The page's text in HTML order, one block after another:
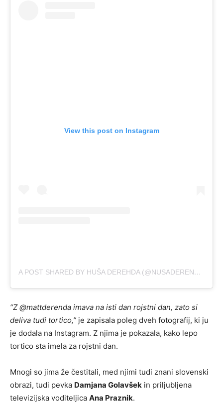
View this post on Instagram
A POST SHARED BY ΗUŠΑ DΕRΕΗDΑ (@NUSADERENDA)
“Z @mattderenda imava na isti dan rojstni dan, zato si
deliva tudi tortico,” je zapisala poleg dveh fotografij, ki ju
je dodala na Instagram. Z njima je pokazala, kako lepo
tortico sta imela za rojstni dan.
Mnogi so jima že čestitali, med njimi tudi znani slovenski
obrazi, tudi pevka Damjana Golavšek in priljubljena
televizijska voditeljica Ana Praznik.